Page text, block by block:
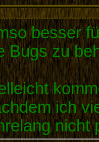
besser
Bugs zu
ich
nicht